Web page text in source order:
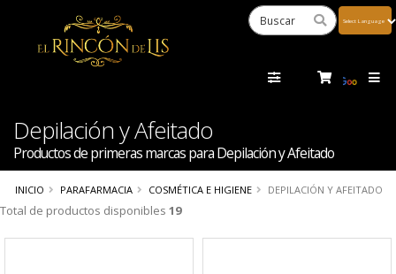
Depilación y Afeitado
Productos de primeras marcas para Depilación y Afeitado
INICIO PARAFARMACIA COSMÉTICA E HIGIENE DEPILACIÓN Y AFEITADO
Total de productos disponibles 19